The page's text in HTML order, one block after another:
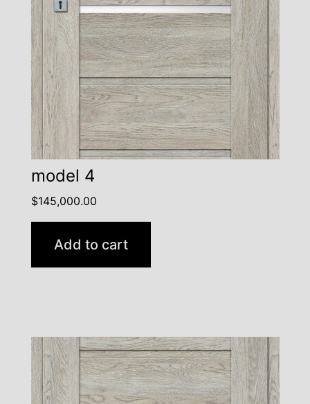
model 4
$145,000.00
Add to cart